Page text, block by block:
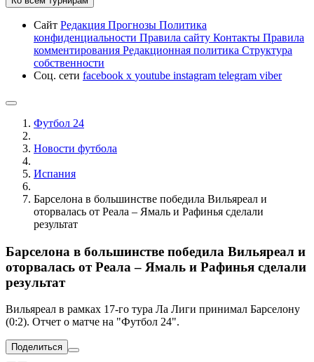
Сайт Редакция Прогнозы Политика
конфиденциальности Правила сайту Контакты Правила
комментирования Редакционная политика Структура
собственности
Соц. сети facebook x youtube instagram telegram viber
Футбол 24
Новости футбола
Испания
Барселона в большинстве победила Вильяреал и
оторвалась от Реала – Ямаль и Рафинья сделали
результат
Барселона в большинстве победила Вильяреал и
оторвалась от Реала – Ямаль и Рафинья сделали
результат
Вильяреал в рамках 17-го тура Ла Лиги принимал Барселону
(0:2). Отчет о матче на "Футбол 24".
Поделиться